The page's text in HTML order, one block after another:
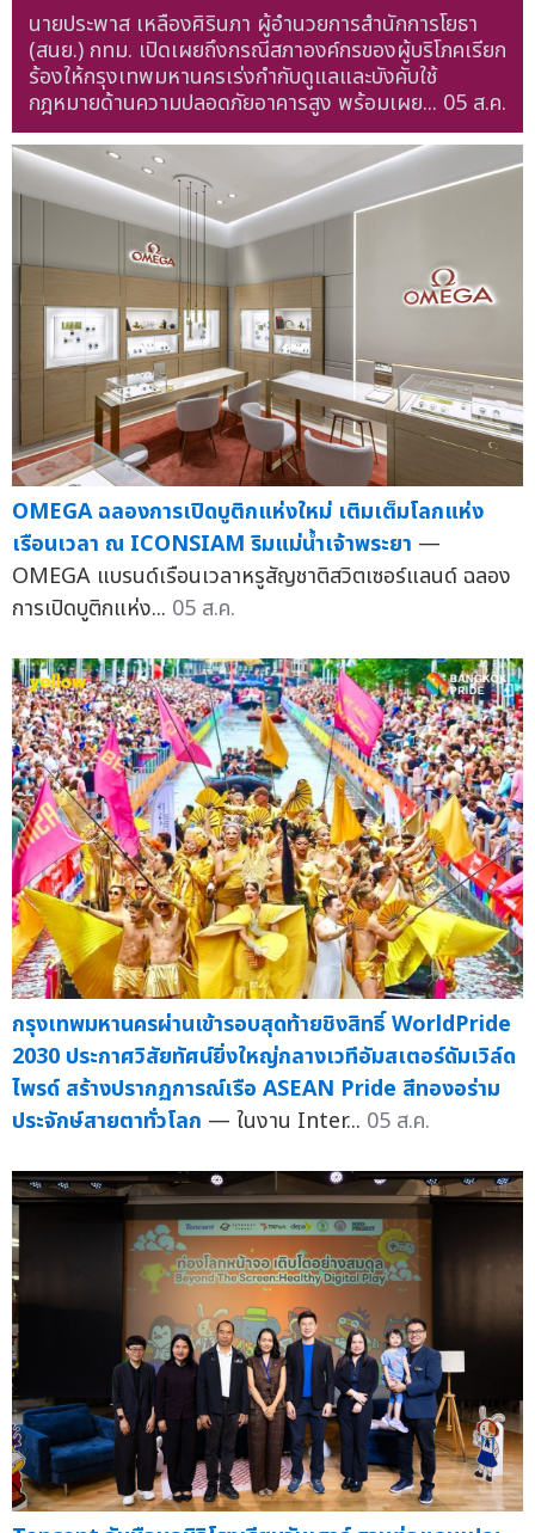
นายประพาส เหลืองศิรินภา ผู้อำนวยการสำนักการโยธา
(สนย.) กทม. เปิดเผยถึงกรณีสภาองค์กรของผู้บริโภคเรียก
ร้องให้กรุงเทพมหานครเร่งกำกับดูแลและบังคับใช้
กฎหมายด้านความปลอดภัยอาคารสูง พร้อมเผย... 05 ส.ค.
OMEGA ฉลองการเปิดบูติกแห่งใหม่ เติมเต็มโลกแห่ง
เรือนเวลา ณ ICONSIAM ริมแม่น้ำเจ้าพระยา —
OMEGA แบรนด์เรือนเวลาหรูสัญชาติสวิตเซอร์แลนด์ ฉลอง
การเปิดบูติกแห่ง... 05 ส.ค.
กรุงเทพมหานครผ่านเข้ารอบสุดท้ายชิงสิทธิ์ WorldPride
2030 ประกาศวิสัยทัศน์ยิ่งใหญ่กลางเวทีอัมสเตอร์ดัมเวิล์ด
ไพรด์ สร้างปรากฏการณ์เรือ ASEAN Pride สีทองอร่าม
ประจักษ์สายตาทั่วโลก — ในงาน Inter... 05 ส.ค.